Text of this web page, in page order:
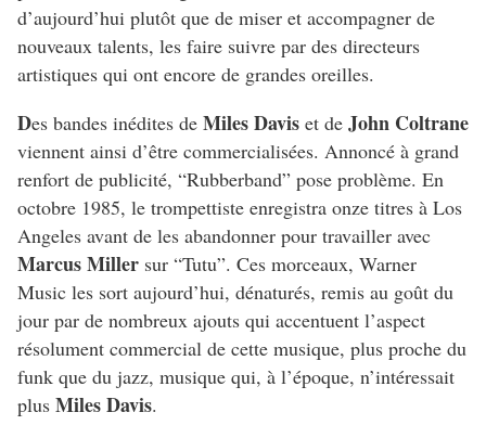
d’aujourd’hui plutôt que de miser et accompagner de
nouveaux talents, les faire suivre par des directeurs
artistiques qui ont encore de grandes oreilles.
Des bandes inédites de Miles Davis et de John Coltrane
viennent ainsi d’être commercialisées. Annoncé à grand
renfort de publicité, “Rubberband” pose problème. En
octobre 1985, le trompettiste enregistra onze titres à Los
Angeles avant de les abandonner pour travailler avec
Marcus Miller sur “Tutu”. Ces morceaux, Warner
Music les sort aujourd’hui, dénaturés, remis au goût du
jour par de nombreux ajouts qui accentuent l’aspect
résolument commercial de cette musique, plus proche du
funk que du jazz, musique qui, à l’époque, n’intéressait
plus Miles Davis.